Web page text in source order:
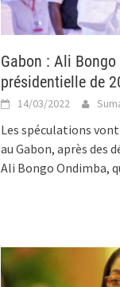
Gabon : Ali
présidentielle de
14/03/2022
Les spéculations
au Gabon, après des
Ali Bongo Ondimba,